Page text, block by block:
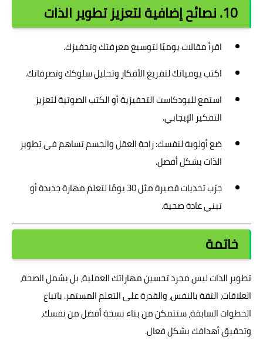
10. نصائح إضافية لتعزيز تطوير الذات
اقرأ مقالات يوميًا لتوسيع معرفتك وتحفيزك.
اكتب يومياتك لتفريغ الأفكار وتحليل سلوكك وتصرفاتك.
استمع للبودكاست التحفيزية أو الكتب الصوتية لتعزيز
التفكير الإيجابي.
ضع أولوية لنفسك: راحة العقل والجسم تساهم في تطوير
الذات بشكل أفضل.
جرّب تحديات قصيرة مثل 30 يومًا لتعلم مهارة جديدة أو
تبني عادة صحية.
خاتمة
تطوير الذات ليس مجرد تحسين مهاراتك العملية، بل يشمل الصحة،
العلاقات، الثقة بالنفس، والقدرة على التعلم المستمر. باتباع
الخطوات السابقة، ستتمكن من بناء نسخة أفضل من نفسك،
وتحقيق أهدافك بشكل فعال.